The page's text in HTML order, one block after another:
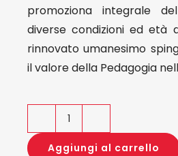
promoziona integrale
diverse condizioni ed età
rinnovato umanesimo
il valore della Pedagogia
Educatori
cristiani
Aggiungi al carrello